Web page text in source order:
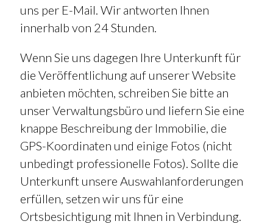
uns per E-Mail. Wir antworten Ihnen
innerhalb von 24 Stunden.
Wenn Sie uns dagegen Ihre Unterkunft für
die Veröffentlichung auf unserer Website
anbieten möchten, schreiben Sie bitte an
unser Verwaltungsbüro und liefern Sie eine
knappe Beschreibung der Immobilie, die
GPS-Koordinaten und einige Fotos (nicht
unbedingt professionelle Fotos). Sollte die
Unterkunft unsere Auswahlanforderungen
erfüllen, setzen wir uns für eine
Ortsbesichtigung mit Ihnen in Verbindung.